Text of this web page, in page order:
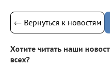
← Вернуться к новостям
Хотите читать наши
всех?